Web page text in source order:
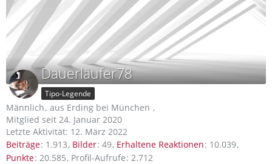
Dauerläufer78
Tipo-Legende
Männlich aus Erding bei München
Mitglied seit 24. Januar 2020
Letzte Aktivität: 12. März 2022
Beiträge 1.913 Bilder 49 Erhaltene Reaktionen 10.039
Punkte 20.585 Profil-Aufrufe 2.712